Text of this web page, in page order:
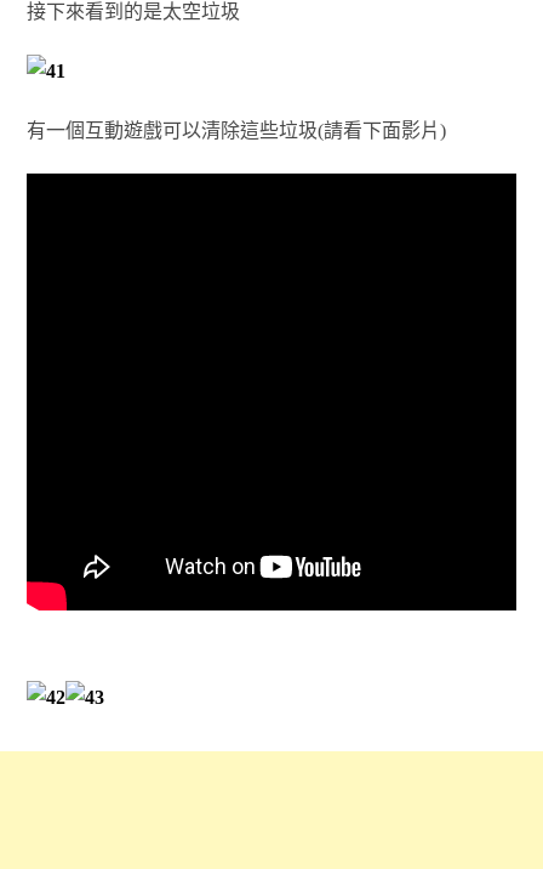
接下來看到的是太空垃圾
有一個互動遊戲可以清除這些垃圾(請看下面影片)